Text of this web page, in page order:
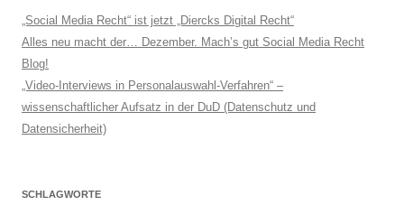
„Social Media Recht“ ist jetzt „Diercks Digital Recht“
Alles neu macht der… Dezember. Mach’s gut Social Media Recht
Blog!
„Video-Interviews in Personalauswahl-Verfahren“ –
wissenschaftlicher Aufsatz in der DuD (Datenschutz und
Datensicherheit)
SCHLAGWORTE